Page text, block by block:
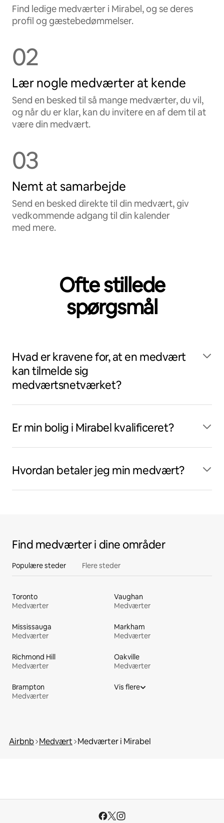
Find ledige medværter i Mirabel, og se deres
profil og gæstebedømmelser.
02
Lær nogle medværter at kende
Send en besked til så mange medværter, du vil,
og når du er klar, kan du invitere en af dem til at
være din medvært.
03
Nemt at samarbejde
Send en besked direkte til din medvært, giv
vedkommende adgang til din kalender
med mere.
Ofte stillede
spørgsmål
Hvad er kravene for, at en medvært
kan tilmelde sig
medværtsnetværket?
Er min bolig i Mirabel kvalificeret?
Hvordan betaler jeg min medvært?
Find medværter i dine områder
Populære steder Flere steder
Toronto
Medværter
Vaughan
Medværter
Mississauga
Medværter
Markham
Medværter
Richmond Hill
Medværter
Oakville
Medværter
Brampton
Medværter
Vis flere
Airbnb Medvært Medværter i Mirabel